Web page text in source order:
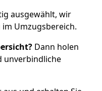
ausgewählt, wir
im Umzugsbereich.
Dann holen
unverbindliche